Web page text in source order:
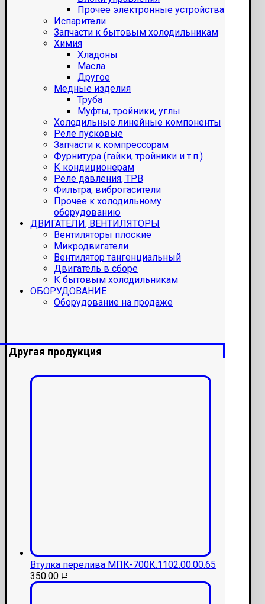
Прочее электронные устройства
Испарители
Запчасти к бытовым холодильникам
Химия
Хладоны
Масла
Другое
Медные изделия
Труба
Муфты, тройники, углы
Холодильные линейные компоненты
Реле пусковые
Запчасти к компрессорам
Фурнитура (гайки, тройники и т.п.)
К кондиционерам
Реле давления, ТРВ
Фильтра, виброгасители
Прочее к холодильному
оборудованию
ДВИГАТЕЛИ, ВЕНТИЛЯТОРЫ
Вентиляторы плоские
Микродвигатели
Вентилятор тангенциальный
Двигатель в сборе
К бытовым холодильникам
ОБОРУДОВАНИЕ
Оборудование на продаже
Другая продукция
Втулка перелива МПК-700К.1102.00.00.65
350.00 Р